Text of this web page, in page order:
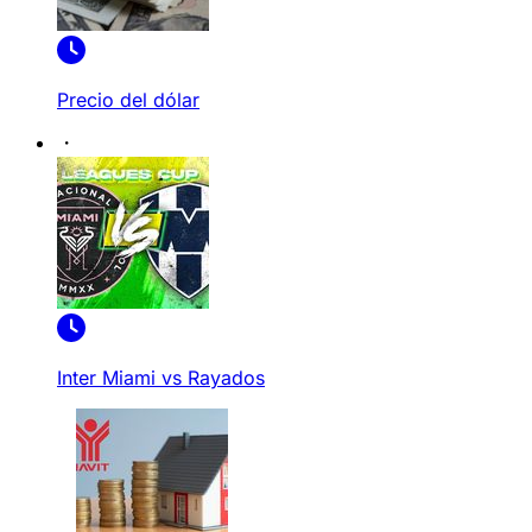
Precio del dólar
Inter Miami vs Rayados